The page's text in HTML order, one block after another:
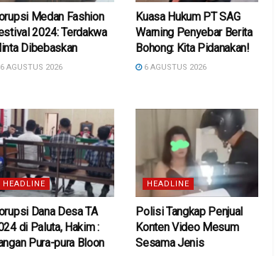
Medan Fashion
2024: Terdakwa
Dibebaskan
AGUSTUS 2026
Kuasa Hukum PT SAG
Warning Penyebar Berita
Bohong: Kita Pidanakan!
6 AGUSTUS 2026
HEADLINE
Dana Desa TA
di Paluta, Hakim :
Pura-pura Bloon
HEADLINE
Polisi Tangkap Penjual
Konten Video Mesum
Sesama Jenis